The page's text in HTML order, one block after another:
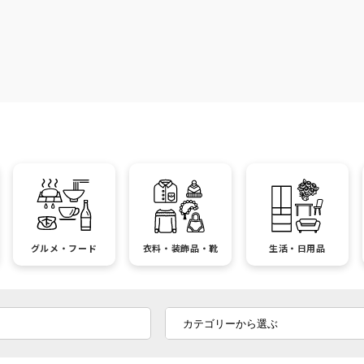
グルメ・フード 衣料・装飾品・靴 生活・日用品